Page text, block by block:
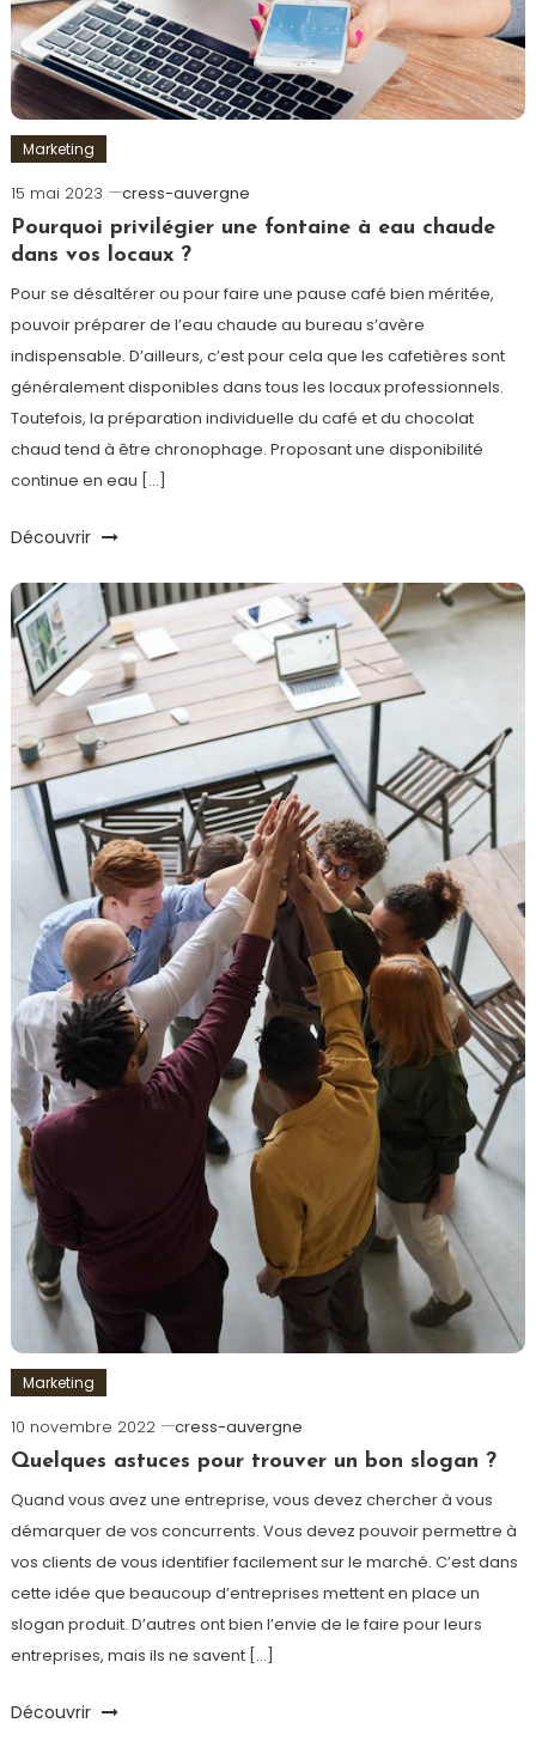
Marketing
15 mai 2023
cress-auvergne
Pourquoi privilégier une fontaine à eau chaude
dans vos locaux ?
Pour se désaltérer ou pour faire une pause café bien méritée,
pouvoir préparer de l’eau chaude au bureau s’avère
indispensable. D’ailleurs, c’est pour cela que les cafetières sont
généralement disponibles dans tous les locaux professionnels.
Toutefois, la préparation individuelle du café et du chocolat
chaud tend à être chronophage. Proposant une disponibilité
continue en eau […]
Découvrir
Marketing
10 novembre 2022
cress-auvergne
Quelques astuces pour trouver un bon slogan ?
Quand vous avez une entreprise, vous devez chercher à vous
démarquer de vos concurrents. Vous devez pouvoir permettre à
vos clients de vous identifier facilement sur le marché. C’est dans
cette idée que beaucoup d’entreprises mettent en place un
slogan produit. D’autres ont bien l’envie de le faire pour leurs
entreprises, mais ils ne savent […]
Découvrir